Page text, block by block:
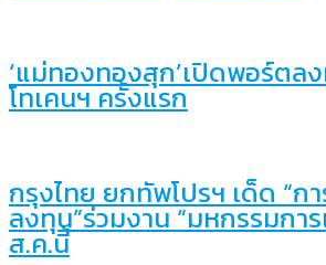
‘แม่ทองทองสุก’เปิดพอร์ตล
โทเคนฯ ครั้งแรก
กรุงไทย ยกทัพโปรฯ เด็ด “ก
ลงทุน”ร่วมงาน “มหกรรมการ
ส.ค.นี้